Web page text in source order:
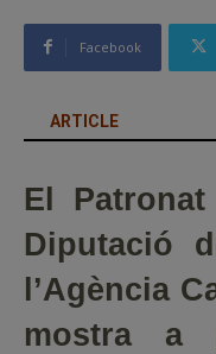
Facebook
ARTICLE
El
Diputació
l’Agència
mostra a